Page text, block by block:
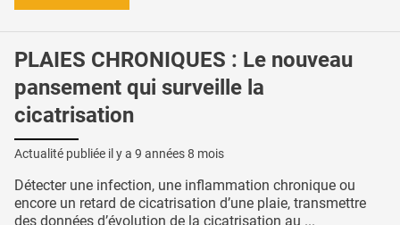
PLAIES CHRONIQUES : Le nouveau
pansement qui surveille la
cicatrisation
Actualité publiée il y a 9 années 8 mois
Détecter une infection, une inflammation chronique ou
encore un retard de cicatrisation d’une plaie, transmettre
des données d’évolution de la cicatrisation au ...